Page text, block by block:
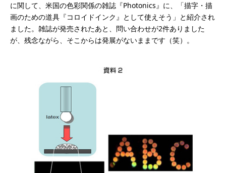
に関して、米国の色彩関係の雑誌『Photonics』に、「描字・描
画のための道具『コロイドインク』として使えそう」と紹介され
ました。雑誌が発売されたあと、問い合わせが2件ありました
が、残念ながら、そこからは発展がないままです（笑）。